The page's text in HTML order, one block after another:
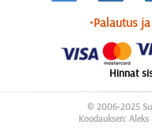
•Palautus
Hinnat
© 2006-2025
Koodauksen: